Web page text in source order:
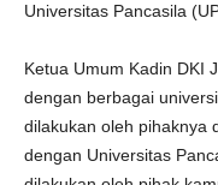
Universitas Pancasila
Ketua Umum Kadin DKI
dengan berbagai
dilakukan oleh pihaknya
dengan Universitas